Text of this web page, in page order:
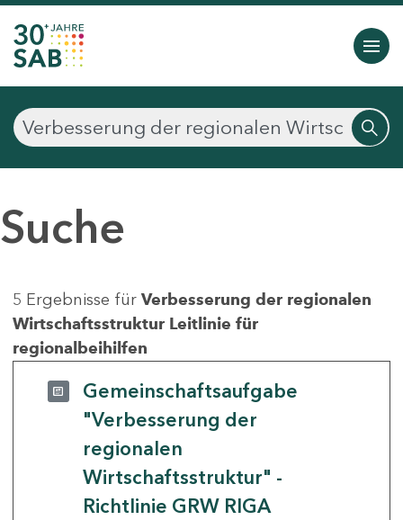
Suche
5 Ergebnisse für Verbesserung der regionalen
Wirtschaftsstruktur Leitlinie für
regionalbeihilfen
Gemeinschaftsaufgabe
"Verbesserung der
regionalen
Wirtschaftsstruktur" -
Richtlinie GRW RIGA